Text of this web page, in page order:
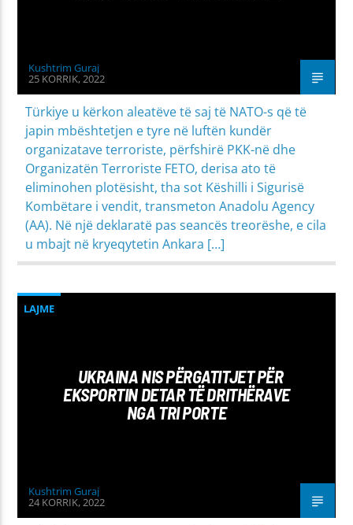
Kushtrim Guraj
25 KORRIK, 2022
Türkiye u kërkon aleatëve të saj të NATO-s që të
japin mbështetjen e tyre në luftën kundër
organizatave terroriste, përfshirë PKK-në dhe
Organizatën Terroriste FETO, derisa ato të
eliminohen plotësisht, tha sot Këshilli i Sigurisë
Kombëtare i vendit, transmeton Anadolu Agency
(AA). Në një deklaratë pas seancës treorëshe, e cila
u mbajt në kryeqytetin Ankara […]
LAJME
UKRAINA NIS PËRGATITJET PËR
EKSPORTIN DETAR TË DRITHËRAVE
NGA TRI PORTE
Kushtrim Guraj
24 KORRIK, 2022